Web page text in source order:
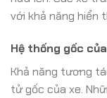
với khả năng hiển
Hệ thống gốc
Khả năng tương
tử gốc của xe.